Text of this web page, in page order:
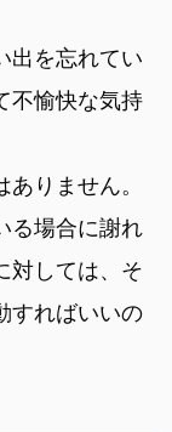
出を忘れてい
不愉快な気持
りません。
る場合に謝れ
対しては、そ
すればいいの